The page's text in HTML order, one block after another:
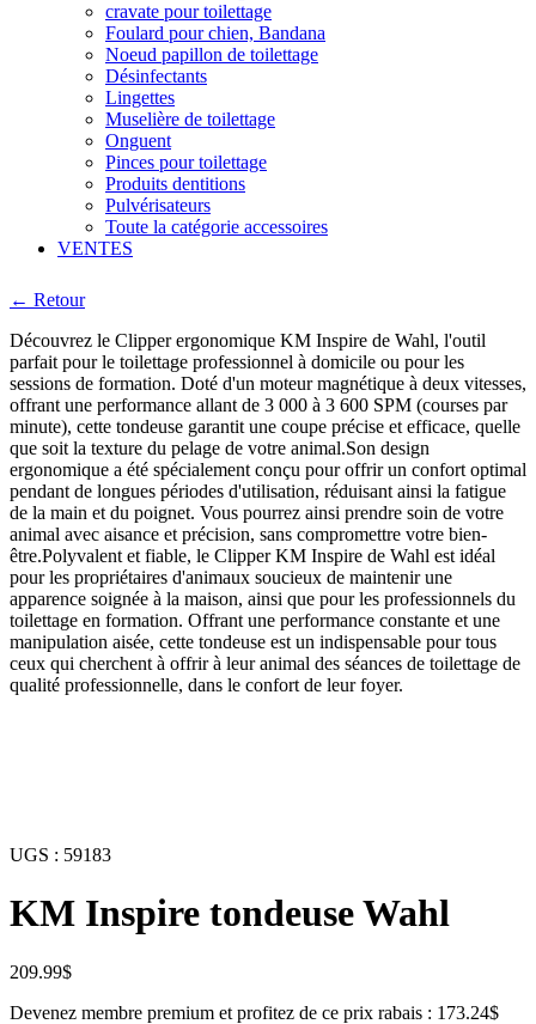
cravate pour toilettage
Foulard pour chien, Bandana
Noeud papillon de toilettage
Désinfectants
Lingettes
Muselière de toilettage
Onguent
Pinces pour toilettage
Produits dentitions
Pulvérisateurs
Toute la catégorie accessoires
VENTES
← Retour
Découvrez le Clipper ergonomique KM Inspire de Wahl, l'outil
parfait pour le toilettage professionnel à domicile ou pour les
sessions de formation. Doté d'un moteur magnétique à deux vitesses,
offrant une performance allant de 3 000 à 3 600 SPM (courses par
minute), cette tondeuse garantit une coupe précise et efficace, quelle
que soit la texture du pelage de votre animal.Son design
ergonomique a été spécialement conçu pour offrir un confort optimal
pendant de longues périodes d'utilisation, réduisant ainsi la fatigue
de la main et du poignet. Vous pourrez ainsi prendre soin de votre
animal avec aisance et précision, sans compromettre votre bien-
être.Polyvalent et fiable, le Clipper KM Inspire de Wahl est idéal
pour les propriétaires d'animaux soucieux de maintenir une
apparence soignée à la maison, ainsi que pour les professionnels du
toilettage en formation. Offrant une performance constante et une
manipulation aisée, cette tondeuse est un indispensable pour tous
ceux qui cherchent à offrir à leur animal des séances de toilettage de
qualité professionnelle, dans le confort de leur foyer.
UGS : 59183
KM Inspire tondeuse Wahl
209.99$
Devenez membre premium et profitez de ce prix rabais : 173.24$